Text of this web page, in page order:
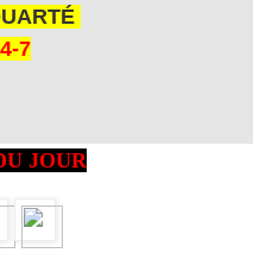
7
JOUR